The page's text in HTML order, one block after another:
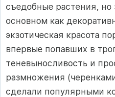
съедобные растения, но
основном как
экзотическая красота
впервые попавших в
теневыносливость и
размножения
сделали популярными